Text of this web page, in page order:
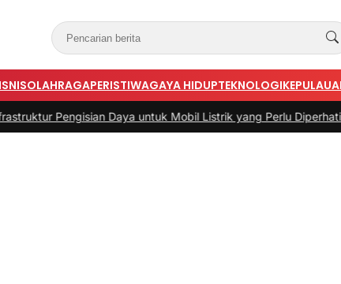
OLAHRAGAPERISTIWAGAYA HIDUPTEKNOLOGI
Daya untuk Mobil Listrik yang Perlu Diperhatikan|#3 -